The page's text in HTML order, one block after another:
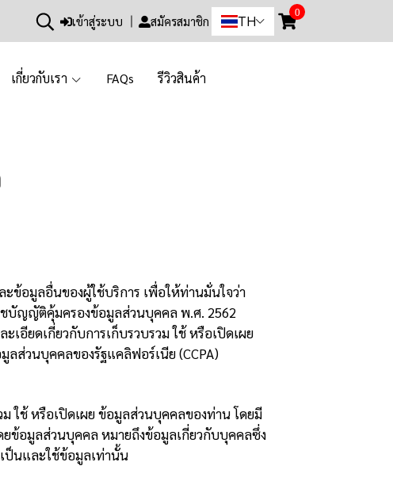
เข้าสู่ระบบ สมัครสมาชิก TH
0
เกี่ยวกับเรา FAQs รีวิวสินค้า
ข้อมูลอื่นของผู้ใช้บริการ เพื่อให้ท่านมั่นใจว่า
ชบัญญัติคุ้มครองข้อมูลส่วนบุคคล พ.ศ. 2562
อียดเกี่ยวกับการเก็บรวบรวม ใช้ หรือเปิดเผย
ส่วนบุคคลของรัฐแคลิฟอร์เนีย (CCPA)
ใช้ หรือเปิดเผย ข้อมูลส่วนบุคคลของท่าน โดยมี
ข้อมูลส่วนบุคคล หมายถึงข้อมูลเกี่ยวกับบุคคลซึ่ง
ป็นและใช้ข้อมูลเท่านั้น